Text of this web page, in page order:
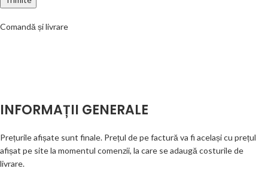
Comandă și livrare
INFORMAȚII GENERALE
Prețurile afișate sunt finale. Prețul de pe factură va fi același cu prețul
afișat pe site la momentul comenzii, la care se adaugă costurile de
livrare.